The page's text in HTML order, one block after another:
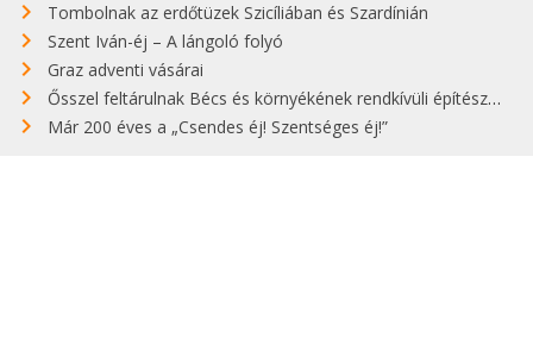
Tombolnak az erdőtüzek Szicíliában és Szardínián
Szent Iván-éj – A lángoló folyó
Graz adventi vásárai
Ősszel feltárulnak Bécs és környékének rendkívüli építészeti kincsei
Már 200 éves a „Csendes éj! Szentséges éj!”